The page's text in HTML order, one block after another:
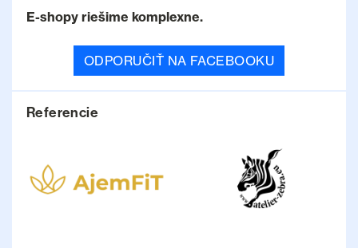
E-shopy riešime komplexne.
ODPORUČIŤ NA FACEBOOKU
Referencie